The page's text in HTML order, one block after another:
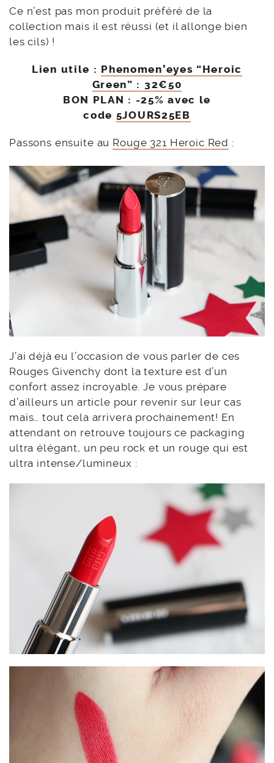
Ce n’est pas mon produit préféré de la
collection mais il est réussi (et il allonge bien
les cils) !
Lien utile : Phenomen’eyes “Heroic
Green” : 32€50
BON PLAN : -25% avec le
code 5JOURS25EB
Passons ensuite au Rouge 321 Heroic Red :
J’ai déjà eu l’occasion de vous parler de ces
Rouges Givenchy dont la texture est d’un
confort assez incroyable. Je vous prépare
d’ailleurs un article pour revenir sur leur cas
mais… tout cela arrivera prochainement! En
attendant on retrouve toujours ce packaging
ultra élégant, un peu rock et un rouge qui est
ultra intense/lumineux :